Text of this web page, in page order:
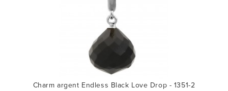
Charm argent Endless Black Love Drop - 1351-2